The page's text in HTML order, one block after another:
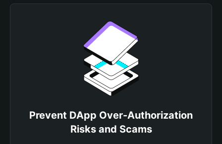
Prevent DApp Over-Authorization
Risks and Scams